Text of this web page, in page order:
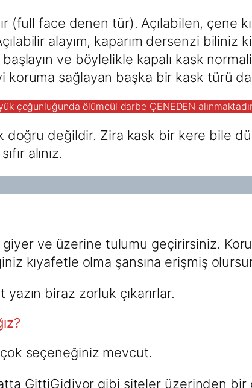
(full face denen tür). Açılabilen, çene
alayım, kaparım dersenzi biliniz
başlayın ve böylelikle kapalı kask
koruma sağlayan başka bir kask türü
çoğunluğunda ölümcül darbe ÇENEDEN
doğru değildir. Zira kask bir kere bile
alınız.
giyer ve üzerine tulumu geçirirsiniz.
kıyafetle olma şansına erişmiş
biraz zorluk çıkarırlar.
çok seçeneğiniz mevcut.
GittiGidiyor gibi siteler üzerinden bir